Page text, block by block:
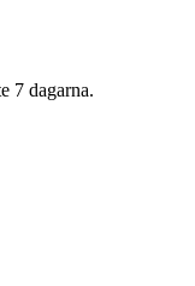
7 dagarna.